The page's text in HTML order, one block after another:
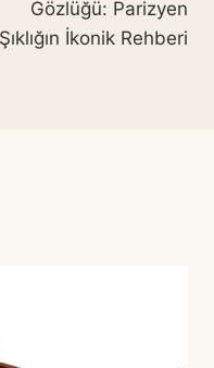
Gözlüğü: Parizyen
Şıklığın İkonik Rehberi